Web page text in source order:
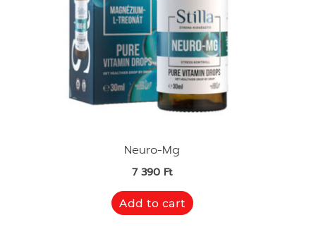
Neuro-Mg
7 390 Ft
Add to cart